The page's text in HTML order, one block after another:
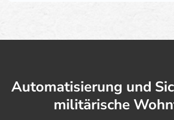
Automatisierung und
militärische